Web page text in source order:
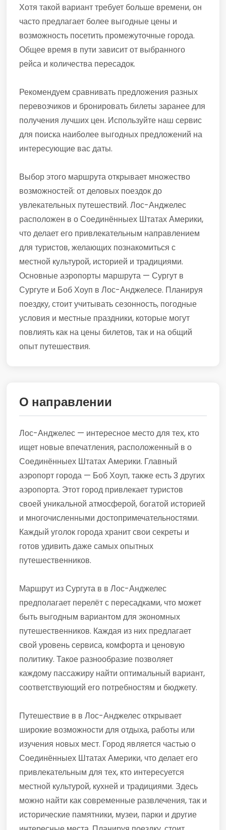
Хотя такой вариант требует больше времени, он
часто предлагает более выгодные цены и
возможность посетить промежуточные города.
Общее время в пути зависит от выбранного
рейса и количества пересадок.
Рекомендуем сравнивать предложения разных
перевозчиков и бронировать билеты заранее для
получения лучших цен. Используйте наш сервис
для поиска наиболее выгодных предложений на
интересующие вас даты.
Выбор этого маршрута открывает множество
возможностей: от деловых поездок до
увлекательных путешествий. Лос-Анджелес
расположен в о Соединённыех Штатах Америки,
что делает его привлекательным направлением
для туристов, желающих познакомиться с
местной культурой, историей и традициями.
Основные аэропорты маршрута — Сургут в
Сургуте и Боб Хоуп в Лос-Анджелесе. Планируя
поездку, стоит учитывать сезонность, погодные
условия и местные праздники, которые могут
повлиять как на цены билетов, так и на общий
опыт путешествия.
О направлении
Лос-Анджелес — интересное место для тех, кто
ищет новые впечатления, расположенный в о
Соединённыех Штатах Америки. Главный
аэропорт города — Боб Хоуп, также есть 3 других
аэропорта. Этот город привлекает туристов
своей уникальной атмосферой, богатой историей
и многочисленными достопримечательностями.
Каждый уголок города хранит свои секреты и
готов удивить даже самых опытных
путешественников.
Маршрут из Сургута в в Лос-Анджелес
предполагает перелёт с пересадками, что может
быть выгодным вариантом для экономных
путешественников. Каждая из них предлагает
свой уровень сервиса, комфорта и ценовую
политику. Такое разнообразие позволяет
каждому пассажиру найти оптимальный вариант,
соответствующий его потребностям и бюджету.
Путешествие в в Лос-Анджелес открывает
широкие возможности для отдыха, работы или
изучения новых мест. Город является частью о
Соединённыех Штатах Америки, что делает его
привлекательным для тех, кто интересуется
местной культурой, кухней и традициями. Здесь
можно найти как современные развлечения, так и
исторические памятники, музеи, парки и другие